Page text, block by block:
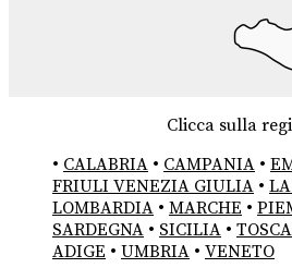
Clicca sulla
• CALABRIA • CAMPANIA •
FRIULI VENEZIA GIULIA •
LOMBARDIA • MARCHE •
SARDEGNA • SICILIA •
ADIGE • UMBRIA • VENETO